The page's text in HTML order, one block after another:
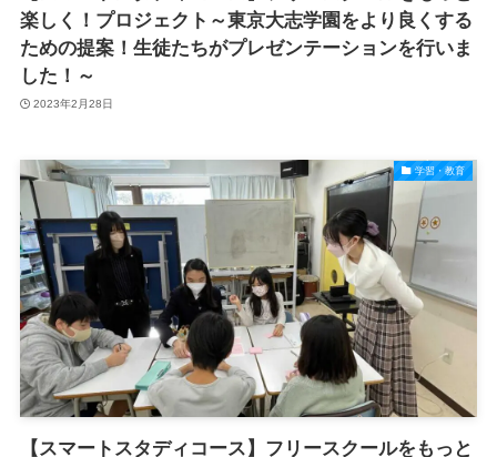
楽しく！プロジェクト～東京大志学園をより良くする
ための提案！生徒たちがプレゼンテーションを行いま
した！～
2023年2月28日
学習・教育
【スマートスタディコース】フリースクールをもっと